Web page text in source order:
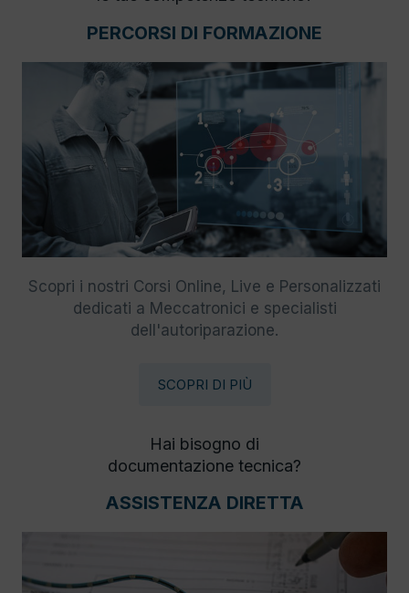
PERCORSI DI FORMAZIONE
Scopri i nostri Corsi Online, Live e Personalizzati
dedicati a Meccatronici e specialisti
dell'autoriparazione.
SCOPRI DI PIÙ
Hai bisogno di
documentazione tecnica?
ASSISTENZA DIRETTA